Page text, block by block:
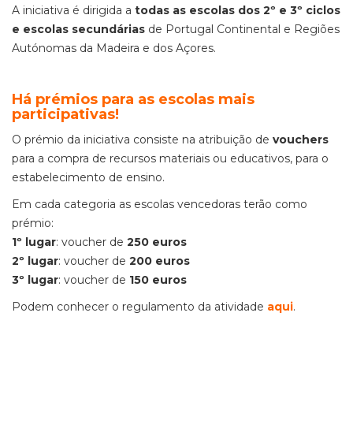
A iniciativa é dirigida a todas as escolas dos 2º e 3º ciclos
e escolas secundárias de Portugal Continental e Regiões
Autónomas da Madeira e dos Açores.
Há prémios para as escolas mais
participativas!
O prémio da iniciativa consiste na atribuição de vouchers
para a compra de recursos materiais ou educativos, para o
estabelecimento de ensino.
Em cada categoria as escolas vencedoras terão como
prémio:
1º lugar: voucher de 250 euros
2º lugar: voucher de 200 euros
3º lugar: voucher de 150 euros
Podem conhecer o regulamento da atividade aqui.